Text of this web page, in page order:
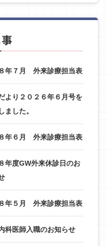
年７月 外来診療担当表
より２０２６年６月号を
ました。
年６月 外来診療担当表
年度GW外来休診日のお
年５月 外来診療担当表
科医師入職のお知らせ